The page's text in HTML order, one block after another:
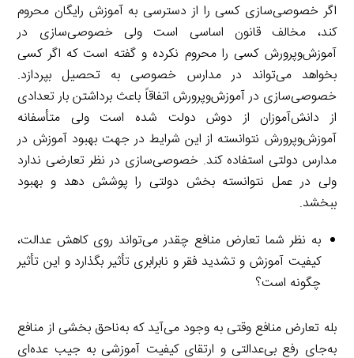
اگر خصوصی‌سازی کسی را از دسترسی به آموزش رایگان محروم
کند، مخالف قانون اساسی است ولی خصوصی‌سازی در
آموزش‌وپرورش کسی را محروم نکرده و گفته است که اگر کسی
بخواهد می‌تواند در مدارس خصوصی به تحصیل بپردازد.
خصوصی‌سازی در آموزش‌وپرورش اتفاقاً باعث برداشتن بار تعدادی
از دانش‌آموزان از دوش دولت شده است ولی متأسفانه
آموزش‌وپرورش نتوانسته از این شرایط در جهت بهبود آموزش در
مدارس دولتی استفاده کند. خصوصی‌سازی در نظر تعارضی ندارد
ولی در عمل نتوانسته بخش دولتی را پوشش دهد و بهبود
ببخشد.
به نظر شما تعارض منافع چقدر می‌تواند روی کاهش عدالت،
کیفیت آموزش و تشدید فقر و نابرابری تأثیر بگذارد و این تأثیر
چگونه است؟
بله تعارض منافع وقتی به وجود می‌آید كه به‌ناحق بخشی از منافع
به‌جای رفع بی‌عدالتی و ارتقای کیفیت آموزشی به جیب عده‌ای